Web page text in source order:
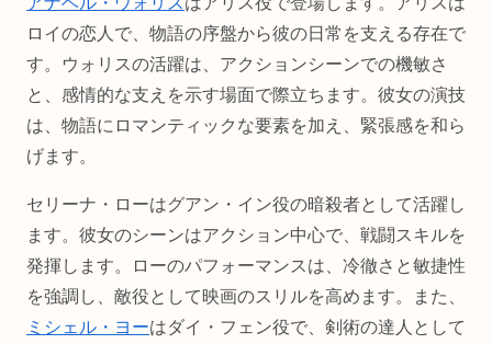
ロイの恋人で、物語の序盤から彼の日常を支える存在で
す。ウォリスの活躍は、アクションシーンでの機敏さ
と、感情的な支えを示す場面で際立ちます。彼女の演技
は、物語にロマンティックな要素を加え、緊張感を和ら
げます。
セリーナ・ローはグアン・イン役の暗殺者として活躍し
ます。彼女のシーンはアクション中心で、戦闘スキルを
発揮します。ローのパフォーマンスは、冷徹さと敏捷性
を強調し、敵役として映画のスリルを高めます。また、
ミシェル・ヨーはダイ・フェン役で、剣術の達人として